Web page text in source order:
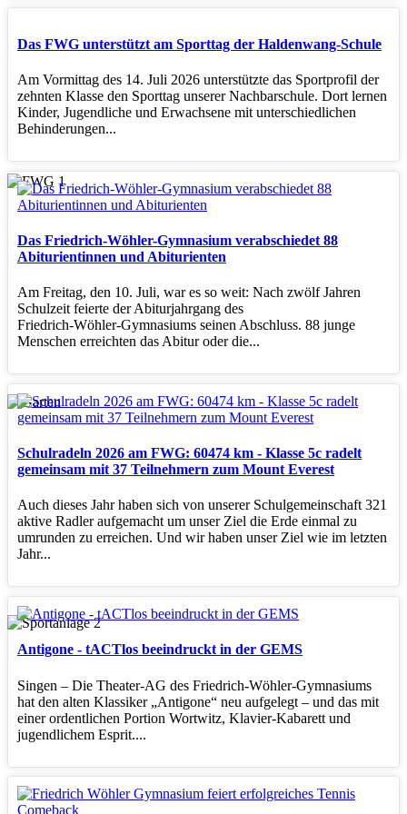
Das FWG unterstützt am Sporttag der Haldenwang-Schule
Am Vormittag des 14. Juli 2026 unterstützte das Sportprofil der
zehnten Klasse den Sporttag unserer Nachbarschule. Dort lernen
Kinder, Jugendliche und Erwachsene mit unterschiedlichen
Behinderungen...
Das Friedrich-Wöhler-Gymnasium verabschiedet 88
Abiturientinnen und Abiturienten
Am Freitag, den 10. Juli, war es so weit: Nach zwölf Jahren
Schulzeit feierte der Abiturjahrgang des
Friedrich‑Wöhler‑Gymnasiums seinen Abschluss. 88 junge
Menschen erreichten das Abitur oder die...
Schulradeln 2026 am FWG: 60474 km - Klasse 5c radelt
gemeinsam mit 37 Teilnehmern zum Mount Everest
Auch dieses Jahr haben sich von unserer Schulgemeinschaft 321
aktive Radler aufgemacht um unser Ziel die Erde einmal zu
umrunden zu erreichen. Und wir haben unser Ziel wie im letzten
Jahr...
Antigone - tACTlos beeindruckt in der GEMS
Singen – Die Theater‑AG des Friedrich‑Wöhler‑Gymnasiums
hat den alten Klassiker „Antigone“ neu aufgelegt – und das mit
einer ordentlichen Portion Wortwitz, Klavier‑Kabarett und
jugendlichem Esprit....